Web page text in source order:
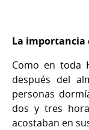
La importancia
Como en toda
después del
personas
dos y tres
acostaban en